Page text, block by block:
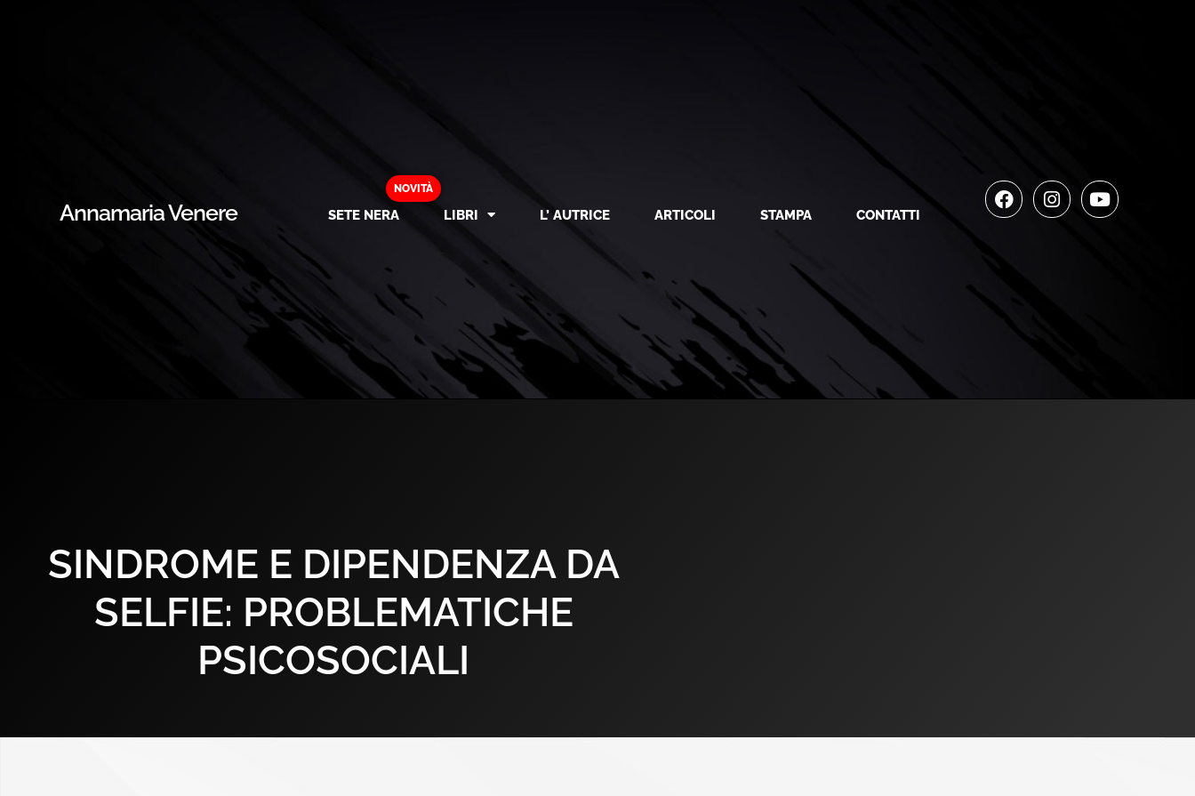
Annamaria Venere
NOVITÀ
SETE NERA LIBRI L’ AUTRICE ARTICOLI STAMPA CONTATTI
SINDROME E DIPENDENZA DA
SELFIE: PROBLEMATICHE
PSICOSOCIALI